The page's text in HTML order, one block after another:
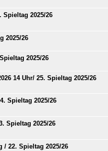
Spieltag 2025/26
2025/26
2025/26
14 Uhr/ 25. Spieltag 2025/26
Spieltag 2025/26
Spieltag 2025/26
/ 22. Spieltag 2025/26